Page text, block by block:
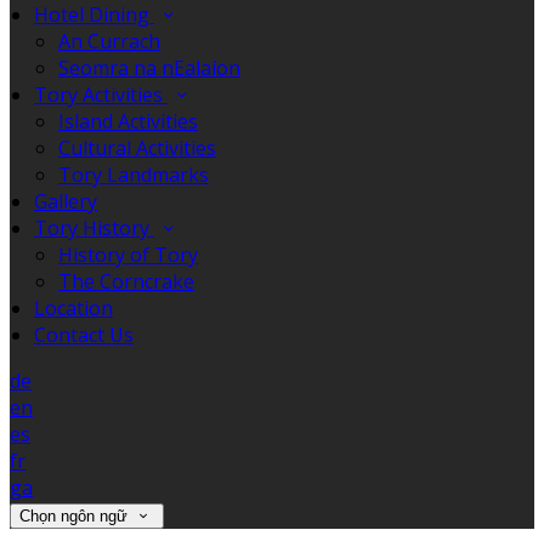
Hotel Dining
An Currach
Seomra na nEalaíon
Tory Activities
Island Activities
Cultural Activities
Tory Landmarks
Gallery
Tory History
History of Tory
The Corncrake
Location
Contact Us
de
en
es
fr
ga
Chọn ngôn ngữ